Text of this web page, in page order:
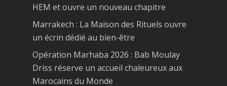
HEM et ouvre un nouveau chapitre
Marrakech : La Maison des Rituels ouvre
un écrin dédié au bien-être
Opération Marhaba 2026 : Bab Moulay
Driss réserve un accueil chaleureux aux
Marocains du Monde